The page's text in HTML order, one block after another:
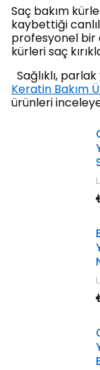
Saç bakım
kaybettiği
profesyonel bir
kürleri saç
Sağlıklı,
Keratin Bakım
ürünleri